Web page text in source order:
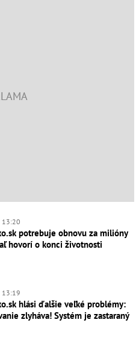
13:20
potrebuje obnovu za milióny
hovorí o konci životnosti
13:19
hlási ďalšie veľké problémy:
zlyháva! Systém je zastaraný